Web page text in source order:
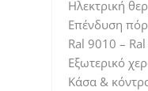
Ηλεκτρική
Επένδυση
Ral 9010 –
Εξωτερικό
Κάσα &